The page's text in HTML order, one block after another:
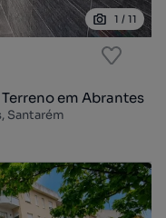
1 / 11
em Abrantes
Santarém